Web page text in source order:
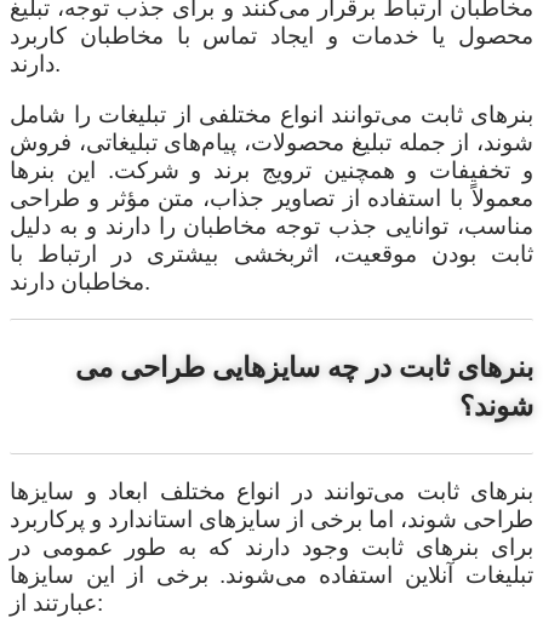
مخاطبان ارتباط برقرار می‌کنند و برای جذب توجه، تبلیغ
محصول یا خدمات و ایجاد تماس با مخاطبان کاربرد
دارند.
بنرهای ثابت می‌توانند انواع مختلفی از تبلیغات را شامل
شوند، از جمله تبلیغ محصولات، پیام‌های تبلیغاتی، فروش
و تخفیفات و همچنین ترویج برند و شرکت. این بنرها
معمولاً با استفاده از تصاویر جذاب، متن مؤثر و طراحی
مناسب، توانایی جذب توجه مخاطبان را دارند و به دلیل
ثابت بودن موقعیت، اثربخشی بیشتری در ارتباط با
مخاطبان دارند.
بنرهای ثابت در چه سایزهایی طراحی می
شوند؟
بنرهای ثابت می‌توانند در انواع مختلف ابعاد و سایزها
طراحی شوند، اما برخی از سایزهای استاندارد و پرکاربرد
برای بنرهای ثابت وجود دارند که به طور عمومی در
تبلیغات آنلاین استفاده می‌شوند. برخی از این سایزها
عبارتند از: